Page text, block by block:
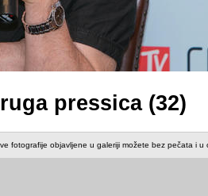
pressica (32)
fotografije objavljene u galeriji možete bez pečata i